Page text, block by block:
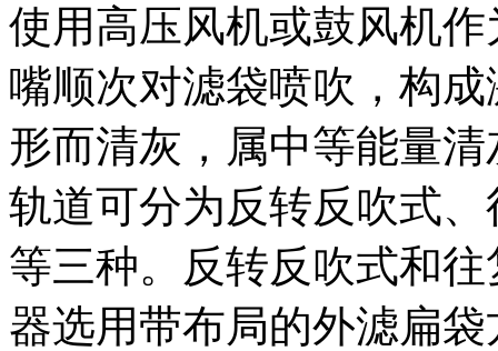
使用高压风机或鼓风机
嘴顺次对滤袋喷吹，构
形而清灰，属中等能量
轨道可分为反转反吹式
等三种。反转反吹式和
器选用带布局的外滤扁